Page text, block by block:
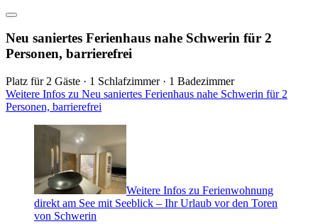
Neu saniertes Ferienhaus nahe Schwerin für 2
Personen, barrierefrei
Platz für 2 Gäste · 1 Schlafzimmer · 1 Badezimmer
Weitere Infos zu Neu saniertes Ferienhaus nahe Schwerin für 2
Personen, barrierefrei
Weitere Infos zu Ferienwohnung
direkt am See mit Seeblick – Ihr Urlaub vor den Toren
von Schwerin